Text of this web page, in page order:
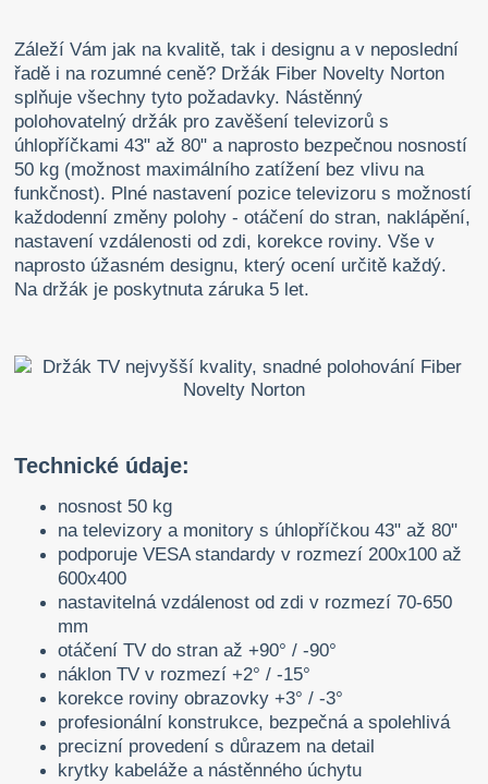
Záleží Vám jak na kvalitě, tak i designu a v neposlední
řadě i na rozumné ceně? Držák Fiber Novelty Norton
splňuje všechny tyto požadavky. Nástěnný
polohovatelný držák pro zavěšení televizorů s
úhlopříčkami 43" až 80" a naprosto bezpečnou nosností
50 kg (možnost maximálního zatížení bez vlivu na
funkčnost). Plné nastavení pozice televizoru s možností
každodenní změny polohy - otáčení do stran, naklápění,
nastavení vzdálenosti od zdi, korekce roviny. Vše v
naprosto úžasném designu, který ocení určitě každý.
Na držák je poskytnuta záruka 5 let.
Technické údaje:
nosnost 50 kg
na televizory a monitory s úhlopříčkou 43" až 80"
podporuje VESA standardy v rozmezí 200x100 až
600x400
nastavitelná vzdálenost od zdi v rozmezí 70-650
mm
otáčení TV do stran až +90° / -90°
náklon TV v rozmezí +2° / -15°
korekce roviny obrazovky +3° / -3°
profesionální konstrukce, bezpečná a spolehlivá
precizní provedení s důrazem na detail
krytky kabeláže a nástěnného úchytu